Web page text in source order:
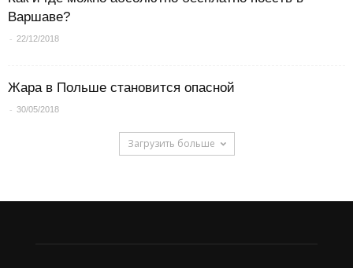
Варшаве?
- 22/12/2018
Жара в Польше становится опасной
- 30/05/2018
Загрузить больше